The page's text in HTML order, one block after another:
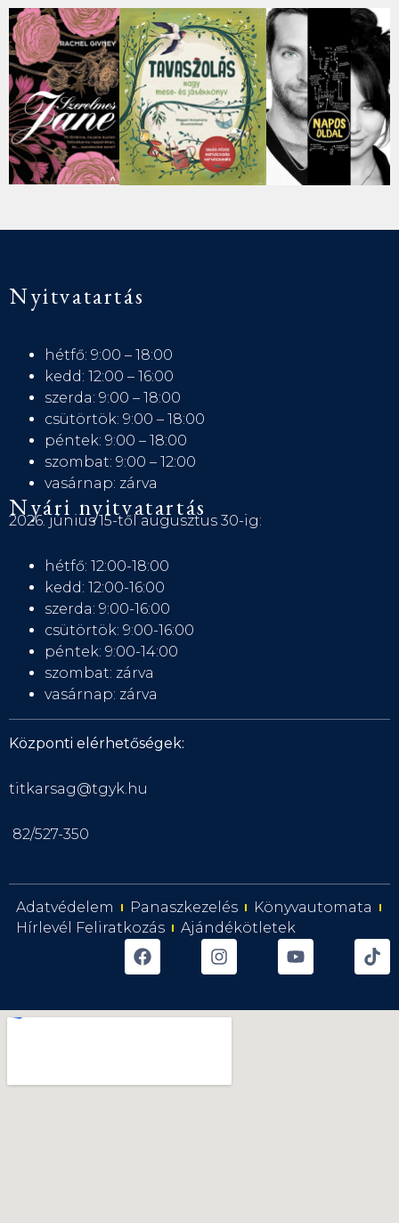
Nyitvatartás
hétfő: 9:00 – 18:00
kedd: 12:00 – 16:00
szerda: 9:00 – 18:00
csütörtök: 9:00 – 18:00
péntek: 9:00 – 18:00
szombat: 9:00 – 12:00
vasárnap: zárva
Nyári nyitvatartás
2026. június 15-től augusztus 30-ig:
hétfő: 12:00-18:00
kedd: 12:00-16:00
szerda: 9:00-16:00
csütörtök: 9:00-16:00
péntek: 9:00-14:00
szombat: zárva
vasárnap: zárva
Központi elérhetőségek:
titkarsag@tgyk.hu
82/527-350
Adatvédelem Panaszkezelés
Könyvautomata
Hírlevél Feliratkozás
Ajándékötletek